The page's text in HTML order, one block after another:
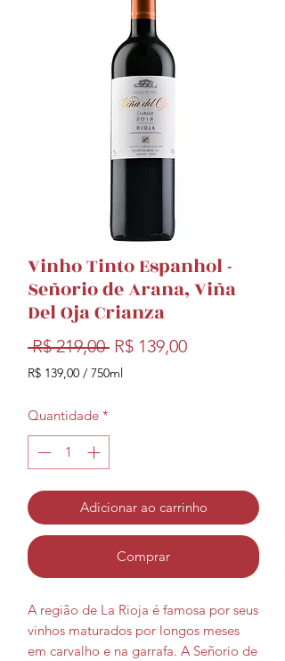
Vinho Tinto Espanhol -
Señorio de Arana, Viña
Del Oja Crianza
R$ 219,00 Preço
normal
R$ 139,00Preço
R$ 139,00 / 750ml
por
750
mililitros
Quantidade *
Adicionar ao carrinho
Comprar
A região de La Rioja é famosa por seus
vinhos maturados por longos meses
em carvalho e na garrafa. A Señorio de